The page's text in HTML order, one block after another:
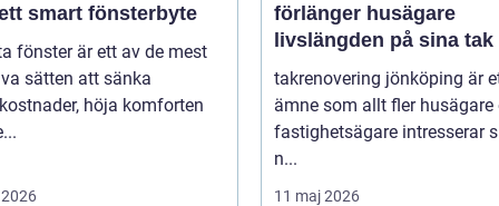
smart fönsterbyte
fönster är ett av de mest
sätten att sänka
höja komforten
förlänger husägare
livslängden på sina tak
takrenovering jönköping är
ämne som allt fler husägare
fastighetsägare intresserar
n...
11 maj 2026